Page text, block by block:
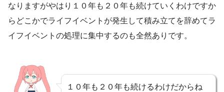
なりますがやはり１０年も２０年も続けていくわけですか
らどこかでライフイベントが発生して積み立てを辞めてラ
イフイベントの処理に集中するのも全然ありです。
１０年も２０年も続けるわけだからね